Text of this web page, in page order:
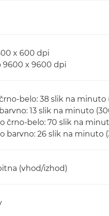
x 600 dpi
9600 x 9600 dpi
belo: 38 slik na minuto
13 slik na minuto
črno-belo: 70 slik na
barvno: 26 slik na minuto
(vhod/izhod)